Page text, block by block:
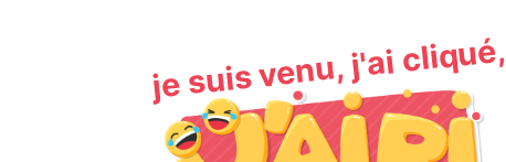
je suis venu, j'ai cliqué,